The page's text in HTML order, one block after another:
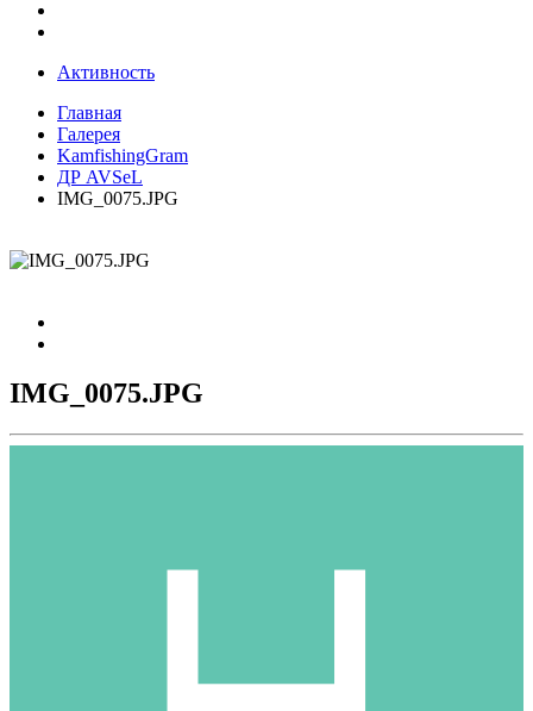
Активность
Главная
Галерея
KamfishingGram
ДР AVSeL
IMG_0075.JPG
IMG_0075.JPG